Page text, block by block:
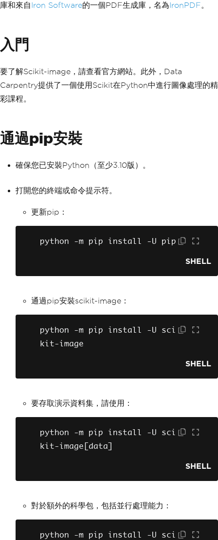
庫和來自Iron Software的一個PDF生成庫，名為IronPDF。
入門
要了解Scikit-image，請查看官方網站。此外，Data
Carpentry提供了一個使用Scikit在Python中進行圖像處理的精
彩課程。
通過pip安裝
確保您已安裝Python（至少3.10版）。
打開您的終端或命令提示符。
更新pip：
python -m pip install -U pip
SHELL
通過pip安裝scikit-image：
python -m pip install -U sci
kit-image
SHELL
要存取演示資料集，請使用：
python -m pip install -U sci
kit-image data
SHELL
對於額外的科學包，包括並行處理能力：
python -m pip install -U sci